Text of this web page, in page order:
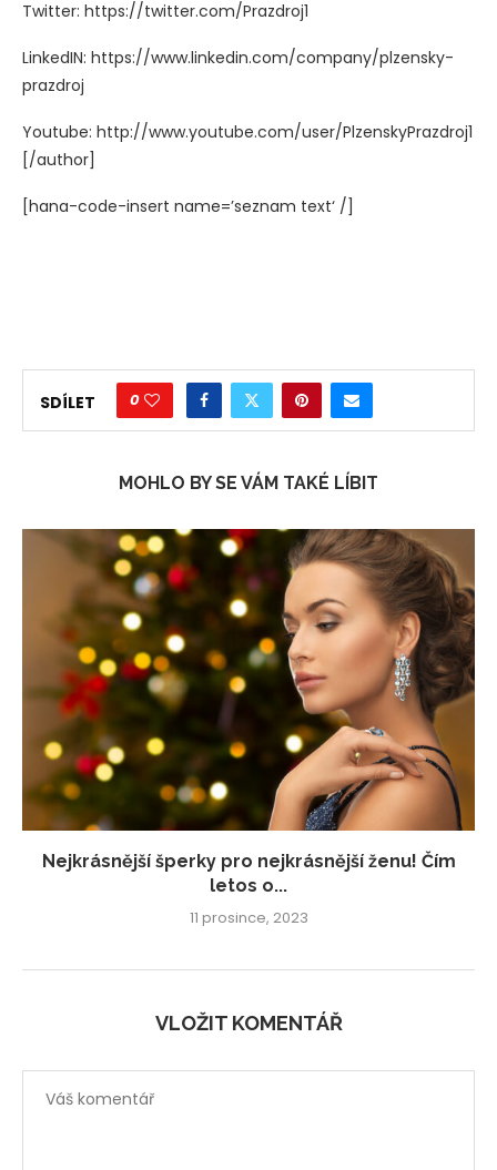
Twitter: https://twitter.com/Prazdroj1
LinkedIN: https://www.linkedin.com/company/plzensky-
prazdroj
Youtube: http://www.youtube.com/user/PlzenskyPrazdroj1
[/author]
[hana-code-insert name=’seznam text‘ /]
SDÍLET 0
MOHLO BY SE VÁM TAKÉ LÍBIT
Nejkrásnější šperky pro nejkrásnější ženu! Čím
letos o...
11 prosince, 2023
VLOŽIT KOMENTÁŘ